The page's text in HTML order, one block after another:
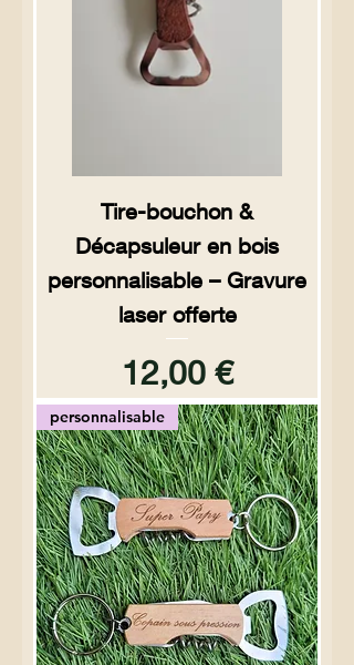
Tire-bouchon &
Décapsuleur en bois
personnalisable – Gravure
laser offerte
Prix
12,00 €
personnalisable